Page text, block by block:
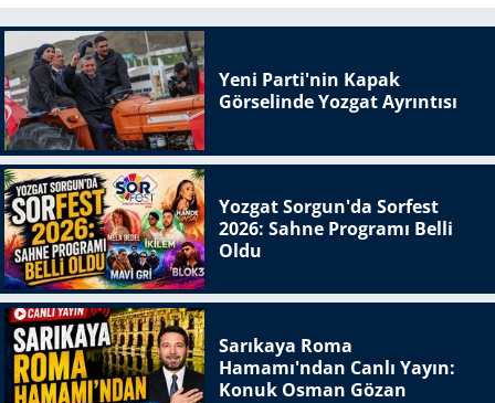
Yeni Parti'nin Kapak
Görselinde Yozgat Ayrıntısı
Yozgat Sorgun'da Sorfest
2026: Sahne Programı Belli
Oldu
Sarıkaya Roma
Hamamı'ndan Canlı Yayın:
Konuk Osman Gözan